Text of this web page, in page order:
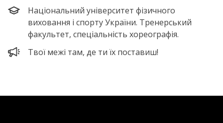
Національний університет фізичного
виховання і спорту України. Тренерський
факультет, спеціальність хореографія.
Твої межі там, де ти їх поставиш!